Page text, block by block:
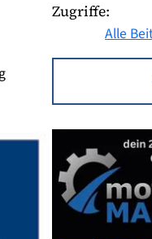
Zugriffe:
Alle